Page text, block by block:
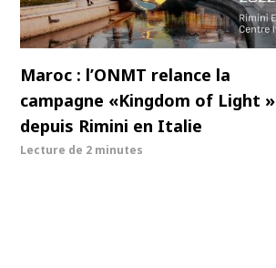
Maroc : l’ONMT relance la
campagne «Kingdom of Light »
depuis Rimini en Italie
Lecture de 2 minutes